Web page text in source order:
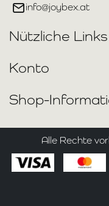
info@joybex.at
Nützliche Links
Konto
Shop-
Alle Rechte